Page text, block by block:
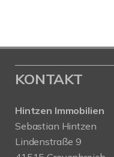
KONTAKT
Hintzen Immobilien
Sebastian Hintzen
Lindenstraße 9